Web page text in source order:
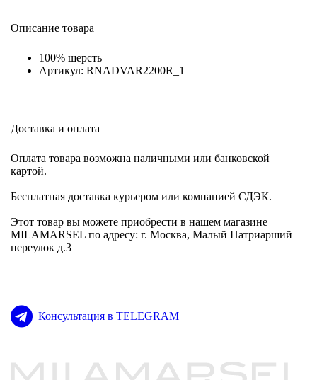
Описание товара
100% шерсть
Артикул: RNADVAR2200R_1
Доставка и оплата
Оплата товара возможна наличными или банковской
картой.
Бесплатная доставка курьером или компанией СДЭК.
Этот товар вы можете приобрести в нашем магазине
MILAMARSEL по адресу: г. Москва, Малый Патриарший
переулок д.3
Консультация в TELEGRAM